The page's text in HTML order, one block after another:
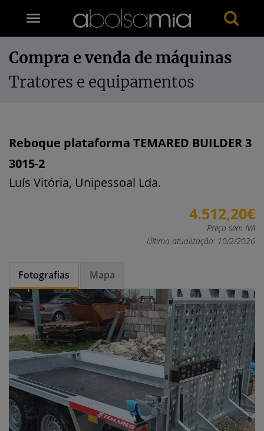
Compra e venda de máquinas
Tratores e equipamentos
Reboque plataforma TEMARED BUILDER 3
3015-2
Luís Vitória, Unipessoal Lda.
4.512,20€
Preço sem IVA
Última atualização: 10/2/2026
Fotografias Mapa